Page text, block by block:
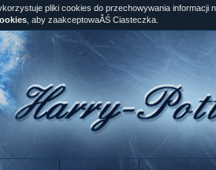
pliki cookies do przechowywania informacji
, aby zaakceptowaĂŚ Ciasteczka.